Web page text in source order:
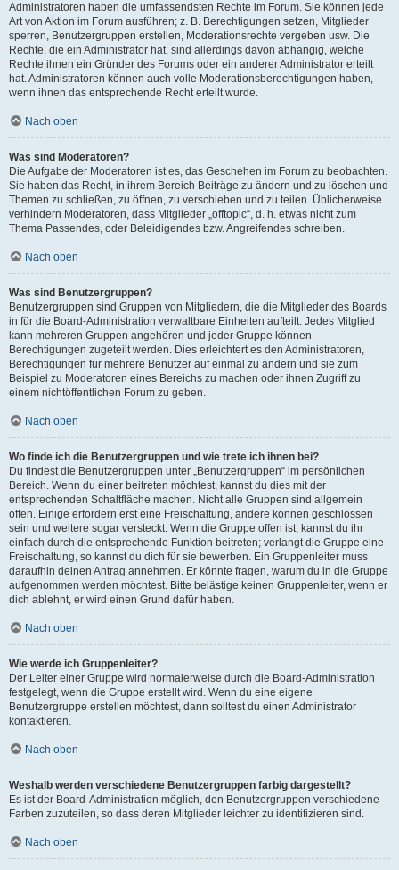
Administratoren haben die umfassendsten Rechte im Forum. Sie können jede
Art von Aktion im Forum ausführen; z. B. Berechtigungen setzen, Mitglieder
sperren, Benutzergruppen erstellen, Moderationsrechte vergeben usw. Die
Rechte, die ein Administrator hat, sind allerdings davon abhängig, welche
Rechte ihnen ein Gründer des Forums oder ein anderer Administrator erteilt
hat. Administratoren können auch volle Moderationsberechtigungen haben,
wenn ihnen das entsprechende Recht erteilt wurde.
Nach oben
Was sind Moderatoren?
Die Aufgabe der Moderatoren ist es, das Geschehen im Forum zu beobachten.
Sie haben das Recht, in ihrem Bereich Beiträge zu ändern und zu löschen und
Themen zu schließen, zu öffnen, zu verschieben und zu teilen. Üblicherweise
verhindern Moderatoren, dass Mitglieder „offtopic“, d. h. etwas nicht zum
Thema Passendes, oder Beleidigendes bzw. Angreifendes schreiben.
Nach oben
Was sind Benutzergruppen?
Benutzergruppen sind Gruppen von Mitgliedern, die die Mitglieder des Boards
in für die Board-Administration verwaltbare Einheiten aufteilt. Jedes Mitglied
kann mehreren Gruppen angehören und jeder Gruppe können
Berechtigungen zugeteilt werden. Dies erleichtert es den Administratoren,
Berechtigungen für mehrere Benutzer auf einmal zu ändern und sie zum
Beispiel zu Moderatoren eines Bereichs zu machen oder ihnen Zugriff zu
einem nichtöffentlichen Forum zu geben.
Nach oben
Wo finde ich die Benutzergruppen und wie trete ich ihnen bei?
Du findest die Benutzergruppen unter „Benutzergruppen“ im persönlichen
Bereich. Wenn du einer beitreten möchtest, kannst du dies mit der
entsprechenden Schaltfläche machen. Nicht alle Gruppen sind allgemein
offen. Einige erfordern erst eine Freischaltung, andere können geschlossen
sein und weitere sogar versteckt. Wenn die Gruppe offen ist, kannst du ihr
einfach durch die entsprechende Funktion beitreten; verlangt die Gruppe eine
Freischaltung, so kannst du dich für sie bewerben. Ein Gruppenleiter muss
daraufhin deinen Antrag annehmen. Er könnte fragen, warum du in die Gruppe
aufgenommen werden möchtest. Bitte belästige keinen Gruppenleiter, wenn er
dich ablehnt, er wird einen Grund dafür haben.
Nach oben
Wie werde ich Gruppenleiter?
Der Leiter einer Gruppe wird normalerweise durch die Board-Administration
festgelegt, wenn die Gruppe erstellt wird. Wenn du eine eigene
Benutzergruppe erstellen möchtest, dann solltest du einen Administrator
kontaktieren.
Nach oben
Weshalb werden verschiedene Benutzergruppen farbig dargestellt?
Es ist der Board-Administration möglich, den Benutzergruppen verschiedene
Farben zuzuteilen, so dass deren Mitglieder leichter zu identifizieren sind.
Nach oben